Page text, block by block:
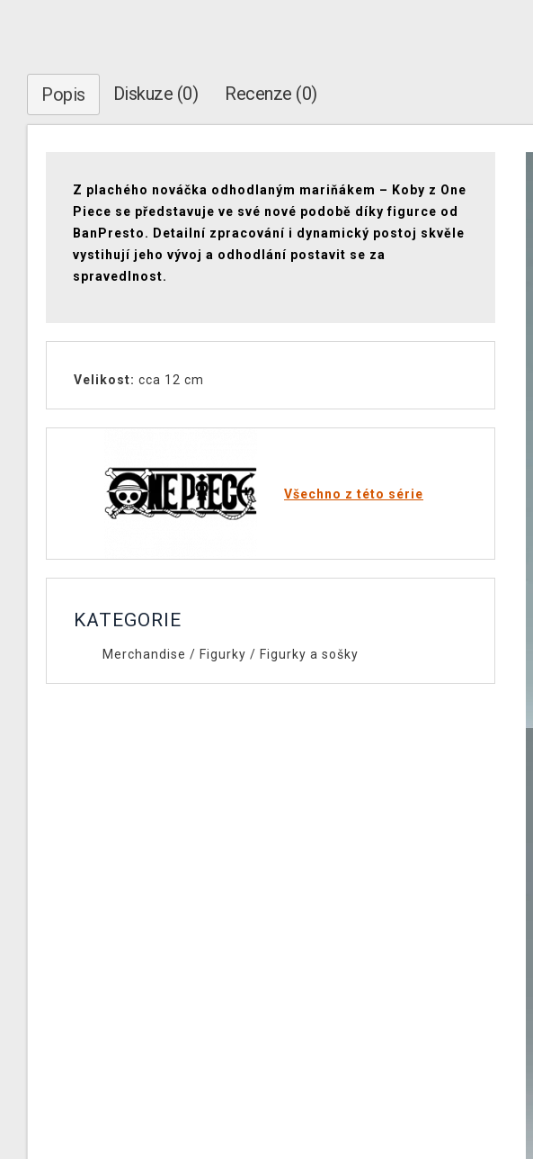
Popis Diskuze (0) Recenze (0)
Z plachého nováčka odhodlaným mariňákem – Koby z One
Piece se představuje ve své nové podobě díky figurce od
BanPresto. Detailní zpracování i dynamický postoj skvěle
vystihují jeho vývoj a odhodlání postavit se za
spravedlnost.
Velikost: cca 12 cm
Všechno z této série
KATEGORIE
Merchandise / Figurky / Figurky a sošky